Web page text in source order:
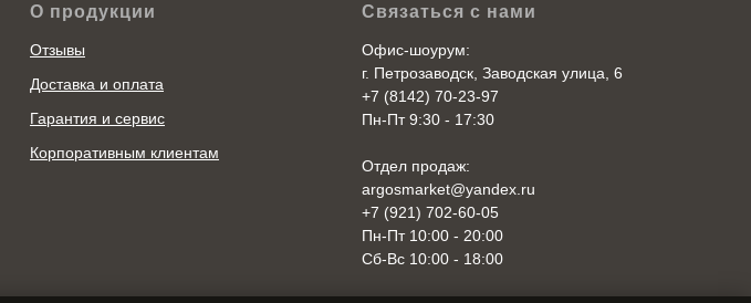
О продукции
Отзывы
Доставка и оплата
Гарантия и сервис
Корпоративным клиентам
Связаться с нами
Офис-шоурум:
г. Петрозаводск, Заводская улица, 6
+7 (8142) 70-23-97
Пн-Пт 9:30 - 17:30
Отдел продаж:
argosmarket@yandex.ru
+7 (921) 702-60-05
Пн-Пт 10:00 - 20:00
Cб-Вс 10:00 - 18:00